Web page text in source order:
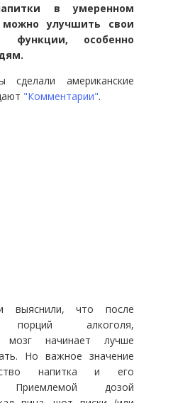
в умеренном
можно улучшить свои
функции, особенно
сделали американские
"Комментарии".
выяснили, что после
порций алкоголя,
мозг начинает лучше
Но важное значение
напитка и его
Приемлемой дозой